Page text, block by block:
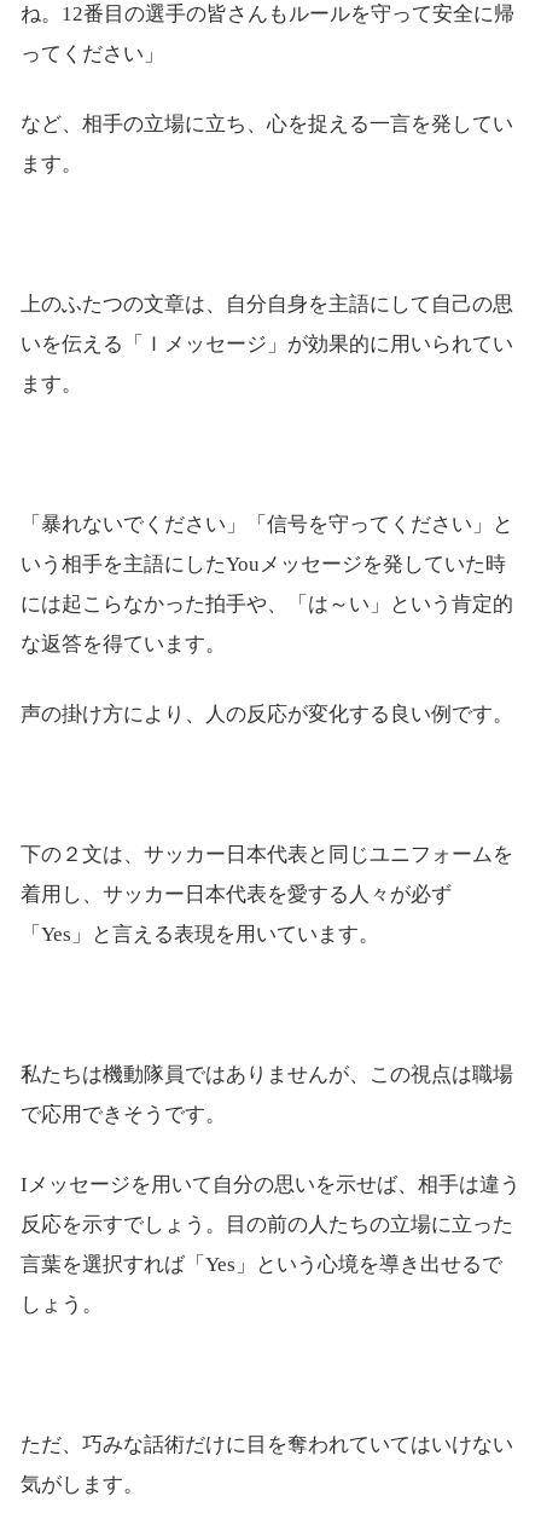
ね。12番目の選手の皆さんもルールを守って安全に帰
ってください」
など、相手の立場に立ち、心を捉える一言を発してい
ます。
上のふたつの文章は、自分自身を主語にして自己の思
いを伝える「Ｉメッセージ」が効果的に用いられてい
ます。
「暴れないでください」「信号を守ってください」と
いう相手を主語にしたYouメッセージを発していた時
には起こらなかった拍手や、「は～い」という肯定的
な返答を得ています。
声の掛け方により、人の反応が変化する良い例です。
下の２文は、サッカー日本代表と同じユニフォームを
着用し、サッカー日本代表を愛する人々が必ず
「Yes」と言える表現を用いています。
私たちは機動隊員ではありませんが、この視点は職場
で応用できそうです。
Iメッセージを用いて自分の思いを示せば、相手は違う
反応を示すでしょう。目の前の人たちの立場に立った
言葉を選択すれば「Yes」という心境を導き出せるで
しょう。
ただ、巧みな話術だけに目を奪われていてはいけない
気がします。